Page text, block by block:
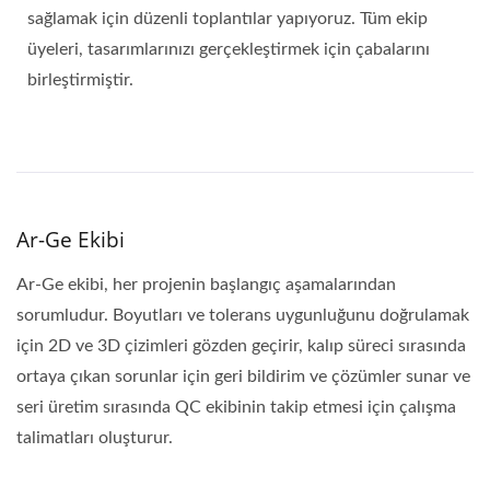
sağlamak için düzenli toplantılar yapıyoruz. Tüm ekip
üyeleri, tasarımlarınızı gerçekleştirmek için çabalarını
birleştirmiştir.
Ar-Ge Ekibi
Ar-Ge ekibi, her projenin başlangıç aşamalarından
sorumludur. Boyutları ve tolerans uygunluğunu doğrulamak
için 2D ve 3D çizimleri gözden geçirir, kalıp süreci sırasında
ortaya çıkan sorunlar için geri bildirim ve çözümler sunar ve
seri üretim sırasında QC ekibinin takip etmesi için çalışma
talimatları oluşturur.